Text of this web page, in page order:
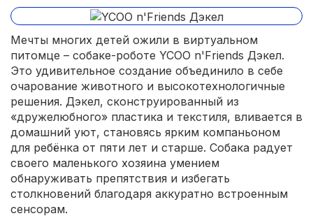
Мечты многих детей ожили в виртуальном
питомце – собаке-роботе YCOO n'Friends Дэкел.
Это удивительное создание объединило в себе
очарование животного и высокотехнологичные
решения. Дэкел, сконструированный из
«дружелюбного» пластика и текстиля, вливается в
домашний уют, становясь ярким компаньоном
для ребёнка от пяти лет и старше. Собака радует
своего маленького хозяина умением
обнаруживать препятствия и избегать
столкновений благодаря аккуратно встроенным
сенсорам.